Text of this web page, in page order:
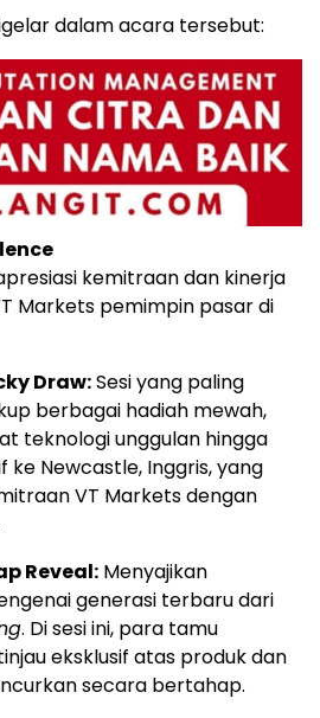
dalam acara tersebut:
kemitraan dan kinerja
Markets pemimpin pasar di
Draw:Sesi yang paling
berbagai hadiah mewah,
teknologi unggulan hingga
ke Newcastle, Inggris, yang
VT Markets dengan
Reveal: Menyajikan
generasi terbaru dari
. Di sesi ini, para tamu
eksklusif atas produk dan
secara bertahap.